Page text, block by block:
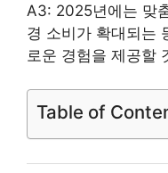
A3: 2025년에는 맞
경 소비가 확대되는
로운 경험을 제공할
Table of